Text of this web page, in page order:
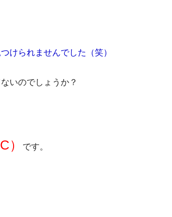
けられませんでした（笑）
いのでしょうか？
） です。